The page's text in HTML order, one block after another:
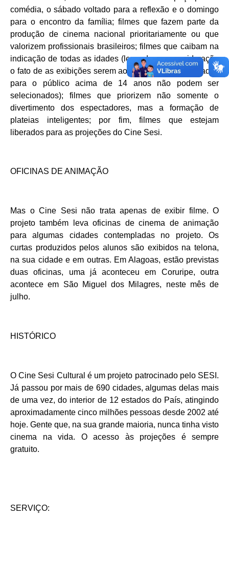
comédia, o sábado voltado para a reflexão e o domingo
para o encontro da família; filmes que fazem parte da
produção de cinema nacional prioritariamente ou que
valorizem profissionais brasileiros; filmes que caibam na
indicação de todas as idades (levando em consideração
o fato de as exibições serem ao ar livre, filmes indicados
para o público acima de 14 anos não podem ser
selecionados); filmes que priorizem não somente o
divertimento dos espectadores, mas a formação de
plateias inteligentes; por fim, filmes que estejam
liberados para as projeções do Cine Sesi.
OFICINAS DE ANIMAÇÃO
Mas o Cine Sesi não trata apenas de exibir filme. O
projeto também leva oficinas de cinema de animação
para algumas cidades contempladas no projeto. Os
curtas produzidos pelos alunos são exibidos na telona,
na sua cidade e em outras. Em Alagoas, estão previstas
duas oficinas, uma já aconteceu em Coruripe, outra
acontece em São Miguel dos Milagres, neste mês de
julho.
HISTÓRICO
O ​Cine Sesi Cultural é um projeto patrocinado pelo ​SESI​.
Já passou por mais de 690 cidades, algumas delas mais
de uma vez, do interior de 12 estados do País, atingindo
aproximadamente cinco milhões pessoas desde 2002 até
hoje. Gente que, na sua grande maioria, nunca tinha visto
cinema na vida. O acesso às projeções é sempre
gratuito.
SERVIÇO: